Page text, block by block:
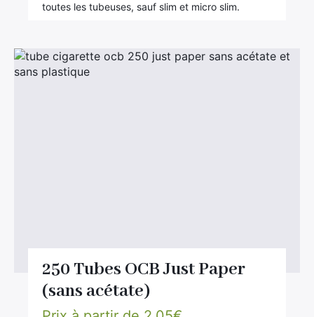
toutes les tubeuses, sauf slim et micro slim.
250 Tubes OCB Just Paper
(sans acétate)